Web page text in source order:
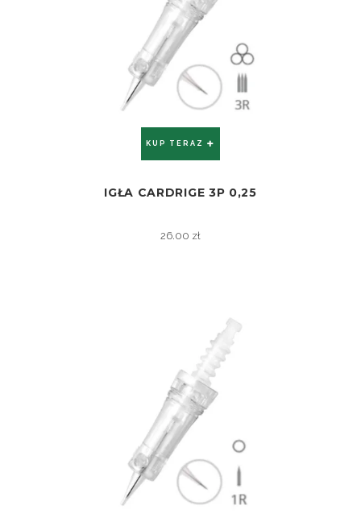
ZOBACZ
KUP TERAZ
IGŁA CARDRIGE 3P 0,25
26.00 zł